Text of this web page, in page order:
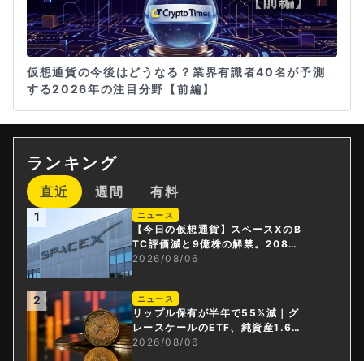
仮想通貨の今後はどうなる？業界有識者40名が予測
する2026年の注目分野【前編】
ランキング
直近 週間 有料
1 ニュース
【今日の仮想通貨】スペースXのB
TC評価減と9億株の解禁。208億
円相当のBTCが盗難
2026/08/06
2 ニュース
リップル保有が半年で55%減｜グ
レースケールのETF、純資産1.6億
ドル減
2026/08/06